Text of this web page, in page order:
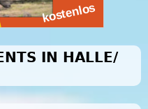
IN HALLE/